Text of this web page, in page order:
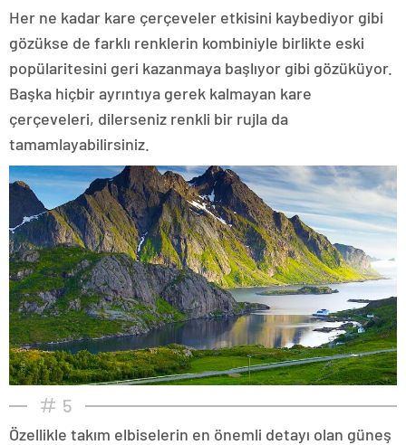
Her ne kadar kare çerçeveler etkisini kaybediyor gibi
gözükse de farklı renklerin kombiniyle birlikte eski
popülaritesini geri kazanmaya başlıyor gibi gözüküyor.
Başka hiçbir ayrıntıya gerek kalmayan kare
çerçeveleri, dilerseniz renkli bir rujla da
tamamlayabilirsiniz.
5
Özellikle takım elbiselerin en önemli detayı olan güneş